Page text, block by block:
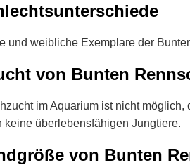
und weibliche Exemplare der
von Bunten
im Aquarium ist nicht
keine überlebensfähigen Jungtiere.
von Bunten